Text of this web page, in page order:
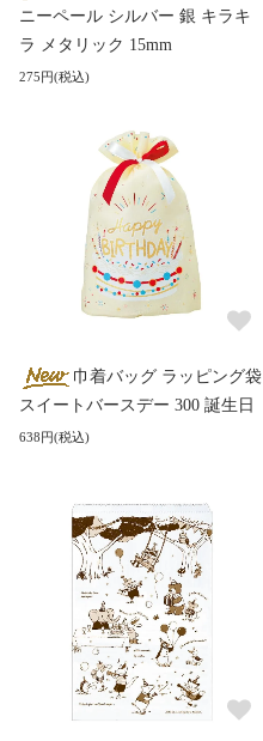
ニーペール シルバー 銀 キラキ
ラ メタリック 15mm
275円(税込)
巾着バッグ ラッピング袋
スイートバースデー 300 誕生日
638円(税込)